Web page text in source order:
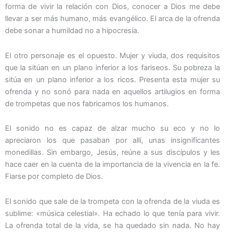
forma de vivir la relación con Dios, conocer a Dios me debe
llevar a ser más humano, más evangélico. El arca de la ofrenda
debe sonar a humildad no a hipocresía.
El otro personaje es el opuesto. Mujer y viuda, dos requisitos
que la sitúan en un plano inferior a los fariseos. Su pobreza la
sitúa en un plano inferior a los ricos. Presenta esta mujer su
ofrenda y no sonó para nada en aquellos artilugios en forma
de trompetas que nos fabricamos los humanos.
El sonido no es capaz de alzar mucho su eco y no lo
apreciaron los que pasaban por allí, unas insignificantes
monedillas. Sin embargo, Jesús, reúne a sus discípulos y les
hace caer en la cuenta de la importancia de la vivencia en la fe.
Fiarse por completo de Dios.
El sonido que sale de la trompeta con la ofrenda de la viuda es
sublime: «música celestial». Ha echado lo que tenía para vivir.
La ofrenda total de la vida, se ha quedado sin nada. No hay